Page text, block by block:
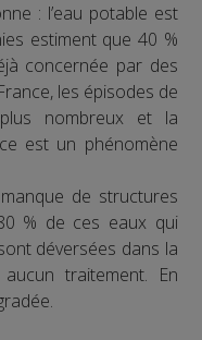
: l’eau potable est
estiment que 40 %
concernée par des
les épisodes de
nombreux et la
est un phénomène
de structures
% de ces eaux qui
déversées dans la
traitement. En